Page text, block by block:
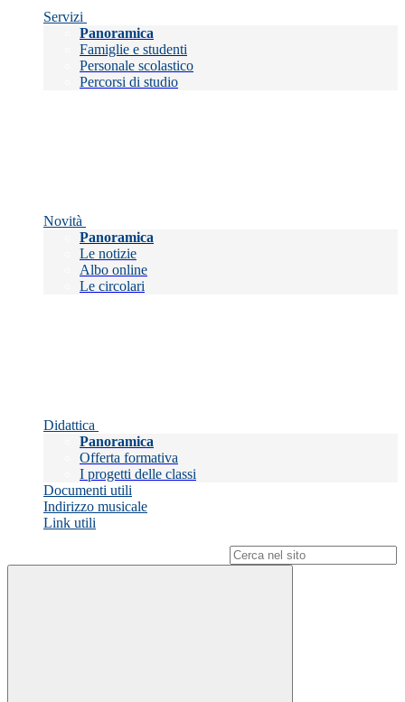
Servizi
Panoramica
Famiglie e studenti
Personale scolastico
Percorsi di studio
Novità
Panoramica
Le notizie
Albo online
Le circolari
Didattica
Panoramica
Offerta formativa
I progetti delle classi
Documenti utili
Indirizzo musicale
Link utili